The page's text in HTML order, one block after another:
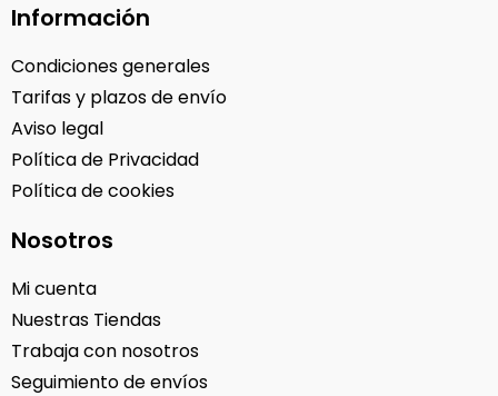
Información
Condiciones generales
Tarifas y plazos de envío
Aviso legal
Política de Privacidad
Política de cookies
Nosotros
Mi cuenta
Nuestras Tiendas
Trabaja con nosotros
Seguimiento de envíos